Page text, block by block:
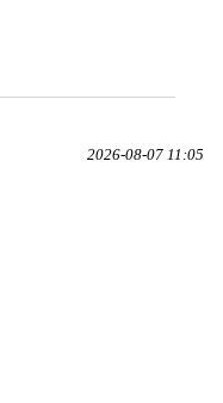
2026-08-07 11:05